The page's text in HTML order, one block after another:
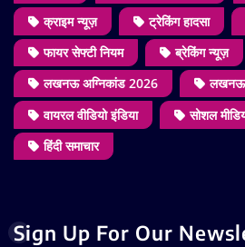
क्राइम न्यूज़
ट्रेकिंग हादसा
फायर सेफ्टी नियम
ब्रेकिंग न्यूज़
लखनऊ अग्निकांड 2026
लखनऊ
वायरल वीडियो इंडिया
सोशल
हिंदी समाचार
Sign Up For Our